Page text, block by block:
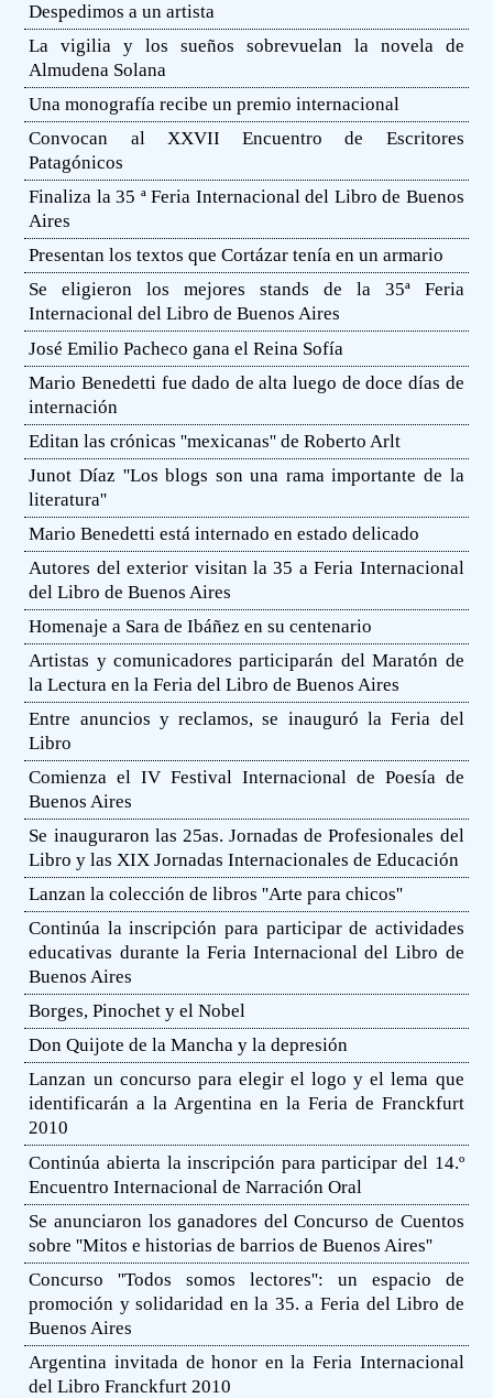
Despedimos a un artista
La vigilia y los sueños sobrevuelan la novela de
Almudena Solana
Una monografía recibe un premio internacional
Convocan al XXVII Encuentro de Escritores
Patagónicos
Finaliza la 35 ª Feria Internacional del Libro de Buenos
Aires
Presentan los textos que Cortázar tenía en un armario
Se eligieron los mejores stands de la 35ª Feria
Internacional del Libro de Buenos Aires
José Emilio Pacheco gana el Reina Sofía
Mario Benedetti fue dado de alta luego de doce días de
internación
Editan las crónicas ''mexicanas'' de Roberto Arlt
Junot Díaz ''Los blogs son una rama importante de la
literatura''
Mario Benedetti está internado en estado delicado
Autores del exterior visitan la 35 a Feria Internacional
del Libro de Buenos Aires
Homenaje a Sara de Ibáñez en su centenario
Artistas y comunicadores participarán del Maratón de
la Lectura en la Feria del Libro de Buenos Aires
Entre anuncios y reclamos, se inauguró la Feria del
Libro
Comienza el IV Festival Internacional de Poesía de
Buenos Aires
Se inauguraron las 25as. Jornadas de Profesionales del
Libro y las XIX Jornadas Internacionales de Educación
Lanzan la colección de libros ''Arte para chicos''
Continúa la inscripción para participar de actividades
educativas durante la Feria Internacional del Libro de
Buenos Aires
Borges, Pinochet y el Nobel
Don Quijote de la Mancha y la depresión
Lanzan un concurso para elegir el logo y el lema que
identificarán a la Argentina en la Feria de Franckfurt
2010
Continúa abierta la inscripción para participar del 14.º
Encuentro Internacional de Narración Oral
Se anunciaron los ganadores del Concurso de Cuentos
sobre ''Mitos e historias de barrios de Buenos Aires''
Concurso ''Todos somos lectores'': un espacio de
promoción y solidaridad en la 35. a Feria del Libro de
Buenos Aires
Argentina invitada de honor en la Feria Internacional
del Libro Franckfurt 2010